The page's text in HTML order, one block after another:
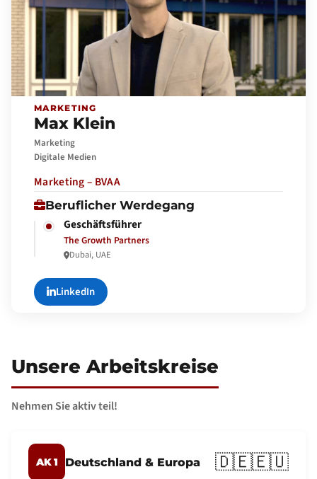
MARKETING
Max Klein
Marketing
Digitale Medien
Marketing – BVAA
Beruflicher Werdegang
Geschäftsführer
The Growth Partners
Dubai, UAE
LinkedIn
Unsere Arbeitskreise
Nehmen Sie aktiv teil!
AK 1 Deutschland & Europa 🇩🇪🇪🇺